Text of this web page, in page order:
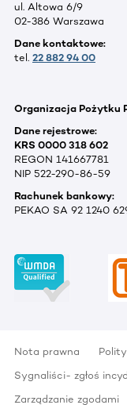
ul. Altowa 6/9
02-386 Warszawa
Dane kontaktowe:
tel. 22 882 94 00
Organizacja Pożytku
Dane rejestrowe:
KRS 0000 318 602
REGON 141667781
NIP 522-290-86-59
Rachunek bankowy:
PEKAO SA 92 1240
Nota prawna
Sygnaliści- zgłoś
Zarządzanie zgodami